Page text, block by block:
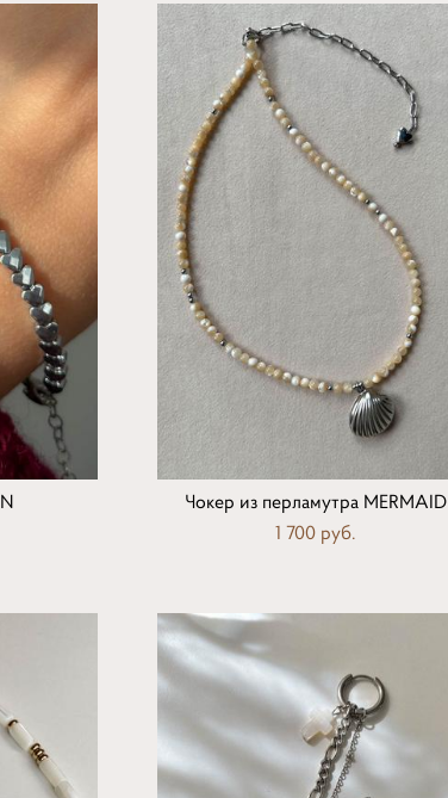
Чокер из перламутра MERMAID
1 700 pуб.